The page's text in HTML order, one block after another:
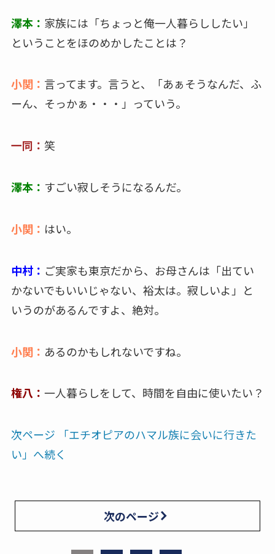
澤本： 家族には「ちょっと俺一人暮らししたい」
ということをほのめかしたことは？
小関： 言ってます。言うと、「あぁそうなんだ、ふ
ーん、そっかぁ・・・」っていう。
一同： 笑
澤本： すごい寂しそうになるんだ。
小関： はい。
中村： ご実家も東京だから、お母さんは「出てい
かないでもいいじゃない、裕太は。寂しいよ」と
いうのがあるんですよ、絶対。
小関： あるのかもしれないですね。
権八： 一人暮らしをして、時間を自由に使いたい？
次ページ 「エチオピアのハマル族に会いに行きた
い」へ続く
次のページ